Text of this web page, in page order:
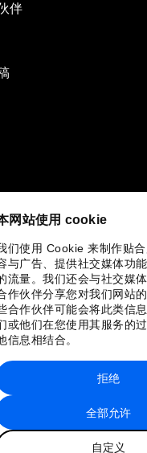
网站使用 cookie
们使用 Cookie 来制作贴
与广告、提供社交媒体功
流量。我们还会与社交媒
作伙伴分享您对我们网站
合作伙伴可能会将此类信
或他们在您使用其服务的
信息相结合。
全部允许
自定义
拒绝
伴
語
站点地图